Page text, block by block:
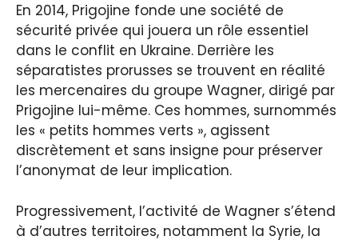
En 2014, Prigojine fonde une société de
sécurité privée qui jouera un rôle essentiel
dans le conflit en Ukraine. Derrière les
séparatistes prorusses se trouvent en réalité
les mercenaires du groupe Wagner, dirigé par
Prigojine lui-même. Ces hommes, surnommés
les « petits hommes verts », agissent
discrètement et sans insigne pour préserver
l’anonymat de leur implication.
Progressivement, l’activité de Wagner s’étend
à d’autres territoires, notamment la Syrie, la